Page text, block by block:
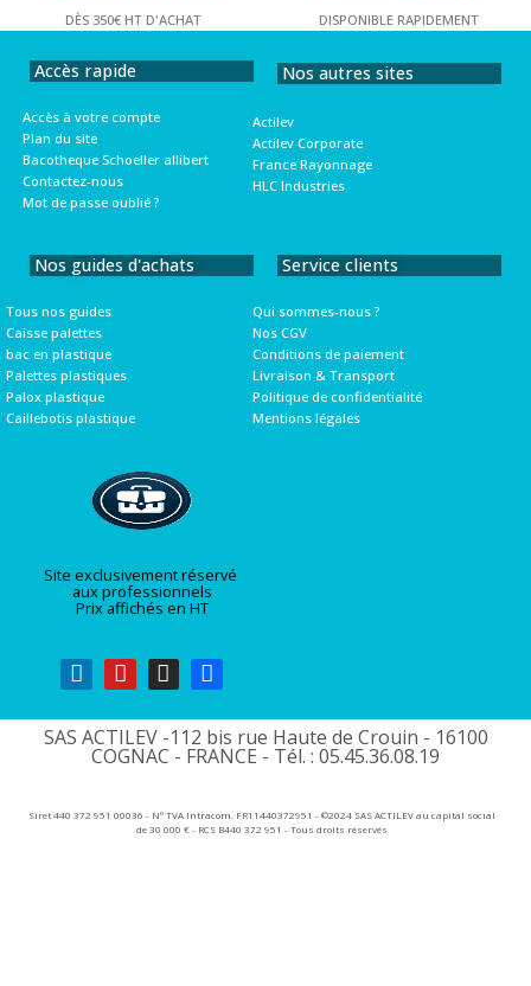
DÈS 350€ HT D'ACHAT
DISPONIBLE RAPIDEMENT
Accès rapide
Accès à votre compte
Plan du site
Bacotheque Schoeller allibert
Contactez-nous
Mot de passe oublié ?
Nos autres sites
Actilev
Actilev Corporate
France Rayonnage
HLC Industries
Nos guides d'achats
Tous nos guides
Caisse palettes
bac en plastique
Palettes plastiques
Palox plastique
Caillebotis plastique
Service clients
Qui sommes-nous ?
Nos CGV
Conditions de paiement
Livraison & Transport
Politique de confidentialité
Mentions légales
Site exclusivement réservé
aux professionnels
Prix affichés en HT
SAS ACTILEV -112 bis rue Haute de Crouin - 16100
COGNAC - FRANCE - Tél. : 05.45.36.08.19​
Siret 440 372 951 00036 - N° TVA Intracom. FR11440372951 - ©2024 SAS ACTILEV au capital social
de 30 000 € - RCS B440 372 951 - Tous droits réservés​​